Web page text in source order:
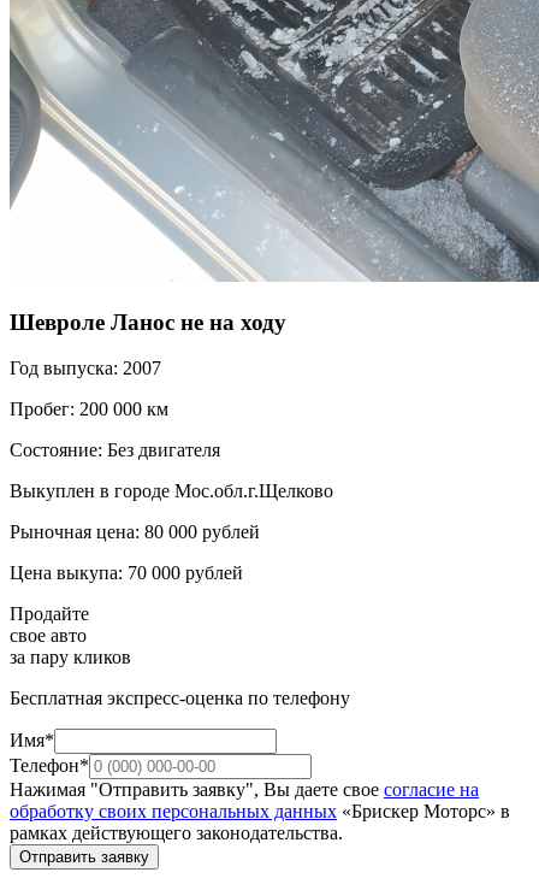
Шевроле Ланос не на ходу
Год выпуска: 2007
Пробег: 200 000 км
Состояние: Без двигателя
Выкуплен в городе Мос.обл.г.Щелково
Рыночная цена: 80 000 рублей
Цена выкупа: 70 000 рублей
Продайте
свое авто
за пару кликов
Бесплатная экспресс-оценка по телефону
Имя*
Телефон*
Нажимая "Отправить заявку", Вы даете свое согласие на
обработку своих персональных данных «Брискер Моторс» в
рамках действующего законодательства.
Отправить заявку